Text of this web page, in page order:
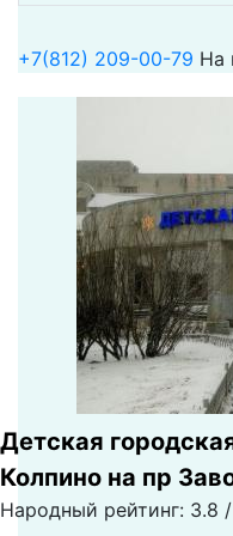
+7(812) 209-00-79 На
Детская
Колпино на пр
Народный рейтинг: 3.8